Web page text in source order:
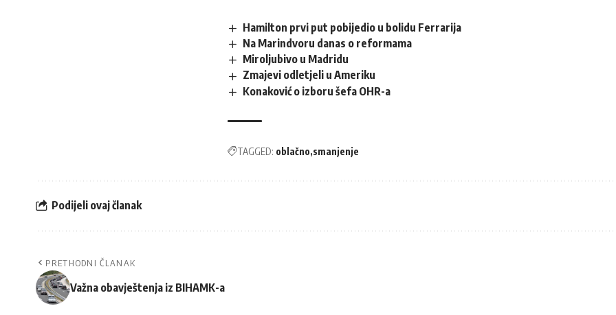
Hamilton prvi put pobijedio u bolidu Ferrarija
Na Marindvoru danas o reformama
Miroljubivo u Madridu
Zmajevi odletjeli u Ameriku
Konaković o izboru šefa OHR-a
TAGGED: oblačno smanjenje
Podijeli ovaj članak
PRETHODNI ČLANAK
Važna obavještenja iz BIHAMK-a